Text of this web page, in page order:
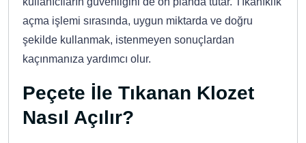
açma işlemi sırasında, uygun miktarda ve doğru
şekilde kullanmak, istenmeyen sonuçlardan
kaçınmanıza yardımcı olur.
Peçete İle Tıkanan Klozet
Nasıl Açılır?